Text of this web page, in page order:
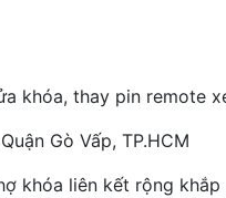
khóa, thay pin remote
Gò Vấp, TP.HCM
khóa liên kết rộng